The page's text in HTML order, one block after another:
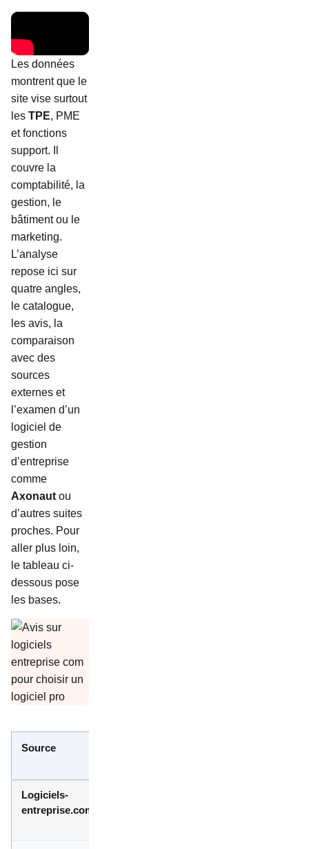
Les données
montrent que le
site vise surtout
les TPE, PME
et fonctions
support. Il
couvre la
comptabilité, la
gestion, le
bâtiment ou le
marketing.
L’analyse
repose ici sur
quatre angles,
le catalogue,
les avis, la
comparaison
avec des
sources
externes et
l’examen d’un
logiciel de
gestion
d’entreprise
comme
Axonautou
d’autres suites
proches. Pour
aller plus loin,
le tableau ci-
dessous pose
les bases.
Source
Logiciels-
entreprise.com